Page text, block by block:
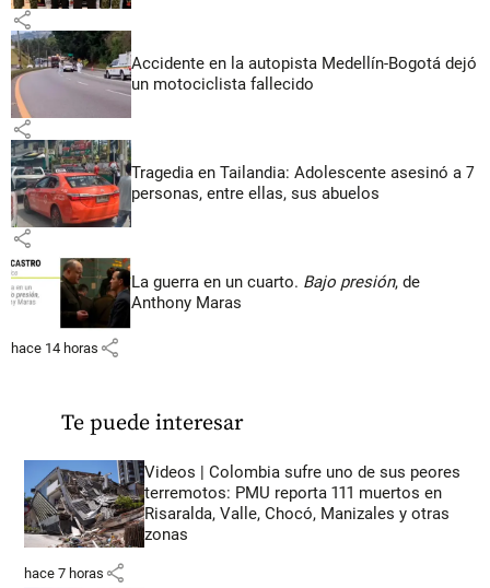
share
Accidente en la autopista Medellín-Bogotá dejó
un motociclista fallecido
share
Tragedia en Tailandia: Adolescente asesinó a 7
personas, entre ellas, sus abuelos
share
La guerra en un cuarto. Bajo presión, de
Anthony Maras
hace 14 horas share
Te puede interesar
Videos | Colombia sufre uno de sus peores
terremotos: PMU reporta 111 muertos en
Risaralda, Valle, Chocó, Manizales y otras
zonas
hace 7 horas share